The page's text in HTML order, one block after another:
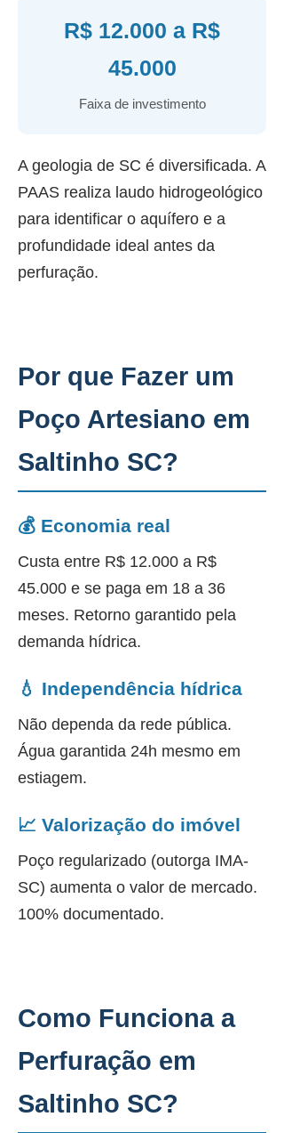
R$ 12.000 a R$
45.000
Faixa de investimento
A geologia de SC é diversificada. A
PAAS realiza laudo hidrogeológico
para identificar o aquífero e a
profundidade ideal antes da
perfuração.
Por que Fazer um
Poço Artesiano em
Saltinho SC?
💰 Economia real
Custa entre R$ 12.000 a R$
45.000 e se paga em 18 a 36
meses. Retorno garantido pela
demanda hídrica.
💧 Independência hídrica
Não dependa da rede pública.
Água garantida 24h mesmo em
estiagem.
📈 Valorização do imóvel
Poço regularizado (outorga IMA-
SC) aumenta o valor de mercado.
100% documentado.
Como Funciona a
Perfuração em
Saltinho SC?